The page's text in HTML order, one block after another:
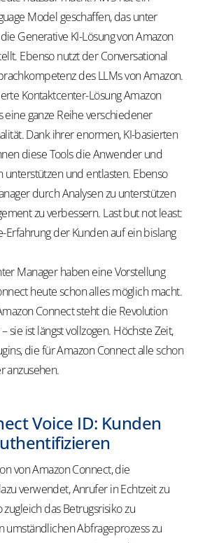
Model geschaffen, das unter
Generative KI-Lösung von Amazon
Ebenso nutzt der Conversational
des LLMs von Amazon.
Kontaktcenter-Lösung Amazon
eine ganze Reihe verschiedener
Dank ihrer enormen, KI-basierten
diese Tools die Anwender und
unterstützen und entlasten. Ebenso
durch Analysen zu unterstützen
zu verbessern. Last but not least:
Erfahrung der Kunden auf ein bislang
Manager haben eine Vorstellung
heute schon alles möglich macht.
Connect steht die Revolution
sie ist längst vollzogen. Höchste Zeit,
die für Amazon Connect alle schon
anzusehen.
Voice ID: Kunden
von Amazon Connect, die
verwendet, Anrufer in Echtzeit zu
das Betrugsrisiko zu
umständlichen Abfrageprozess zu